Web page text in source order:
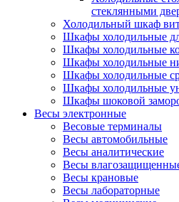
стеклянными
Холодильный шкаф
Шкафы холодильные
Шкафы холодильные
Шкафы холодильные
Шкафы холодильные
Шкафы холодильные
Шкафы шоковой
Весы электронные
Весовые терминалы
Весы автомобильные
Весы аналитические
Весы
Весы крановые
Весы лабораторные